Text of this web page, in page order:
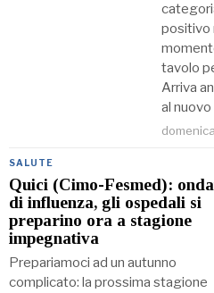
positivo
tavolo
Arriva
al
SALUTE
Quici (Cimo-Fesmed):
di influenza, gli ospedali si
preparino ora a stagione
impegnativa
Prepariamoci ad un autunno
complicato: la prossima stagione